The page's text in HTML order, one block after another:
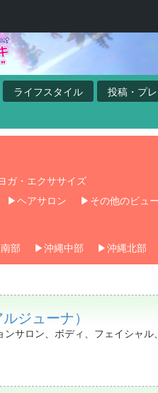
ライフスタイル
投稿・プ
ガ・エクササイズ
ヘアサロン その他のビュ
部 沖縄中部
沖縄北部
ジューナ）
ンサロン、ボディ、フェイシャル